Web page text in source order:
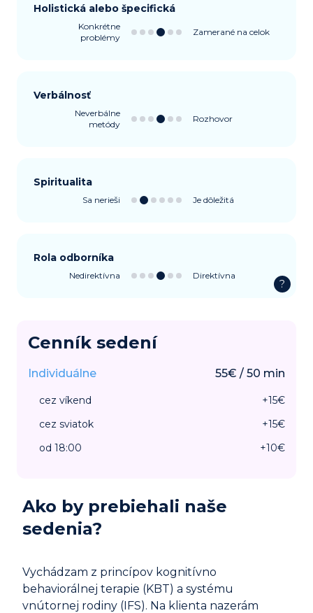
Holistická alebo špecifická
Konkrétne
problémy
Zamerané na celok
Verbálnosť
Neverbálne
metódy
Rozhovor
Spiritualita
Sa nerieši Je dôležitá
Rola odborníka
Nedirektívna Direktívna
?
Cenník sedení
Individuálne 55€ / 50 min
cez víkend +15€
cez sviatok
+15€
od 18:00
+10€
Ako by prebiehali naše
sedenia?
Vychádzam z princípov kognitívno
behaviorálnej terapie (KBT) a systému
vnútornej rodiny (IFS). Na klienta nazerám